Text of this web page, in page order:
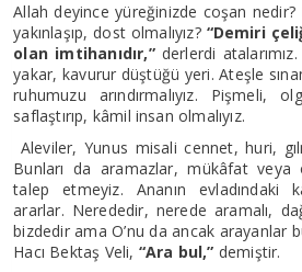
Allah deyince yüreğinizde coşan nedir?
yakınlaşıp, dost olmalıyız? “Demiri
olan imtihanıdır,”derlerdi
yakar, kavurur düştüğü yeri. Ateşle
ruhumuzu arındırmalıyız. Pişmeli,
saflaştırıp, kâmil insan olmalıyız.
Aleviler, Yunus misali cennet, huri,
Bunları da aramazlar, mükâfat veya
talep etmeyiz. Ananın evladındaki
ararlar. Nerededir, nerede aramalı,
bizdedir ama O’nu da ancak arayanlar
Hacı Bektaş Veli, “Ara bul,” demiştir.